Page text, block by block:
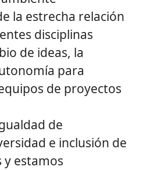
la estrecha relación
disciplinas
de ideas, la
para
de proyectos
de
e inclusión de
y estamos